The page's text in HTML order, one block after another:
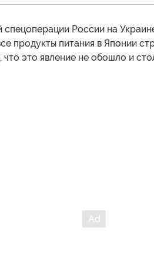
спецоперации России на
продукты питания в Японии
что это явление не обошло и